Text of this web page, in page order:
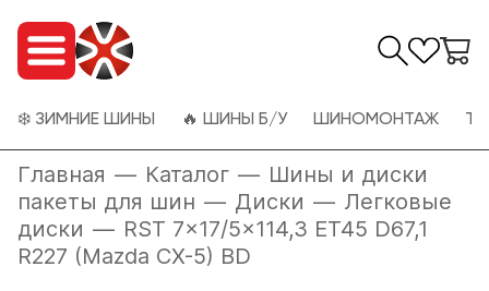
❄️ ЗИМНИЕ ШИНЫ 🔥 ШИНЫ Б/У ШИНОМОНТАЖ
Главная — Каталог — Шины и диски
пакеты для шин — Диски — Легковые
диски — RST 7x17/5x114,3 ET45 D67,1
R227 (Mazda CX-5) BD